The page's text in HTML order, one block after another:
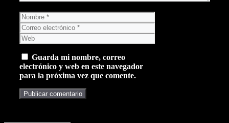
Nombre
Correo
electrónico
Web
Guarda mi nombre, correo
electrónico y web en este navegador
para la próxima vez que comente.